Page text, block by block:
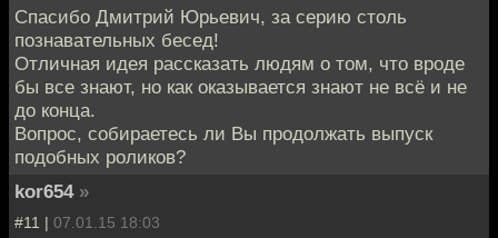
Спасибо Дмитрий Юрьевич, за серию столь
познавательных бесед!
Отличная идея рассказать людям о том, что вроде
бы все знают, но как оказывается знают не всё и не
до конца.
Вопрос, собираетесь ли Вы продолжать выпуск
подобных роликов?
kor654 »
#11 | 07.01.15 18:03